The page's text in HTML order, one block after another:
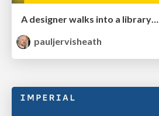
A designer walks into a library…
pauljervisheath